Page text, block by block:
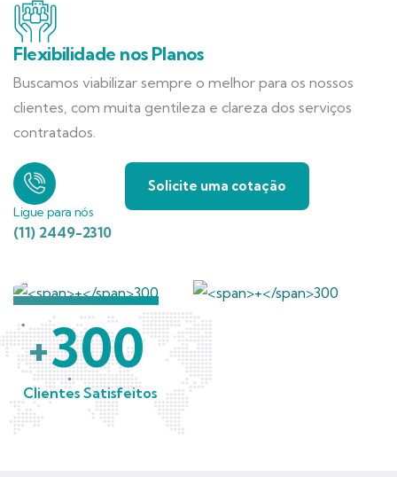
Flexibilidade nos Planos
Buscamos viabilizar sempre o melhor para os nossos
clientes, com muita gentileza e clareza dos serviços
contratados.
Ligue para nós
(11) 2449-2310
Solicite uma cotação
+300
Clientes Satisfeitos